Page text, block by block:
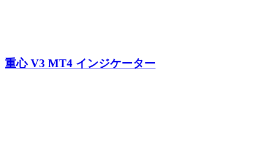
重心 V3 MT4 インジケーター